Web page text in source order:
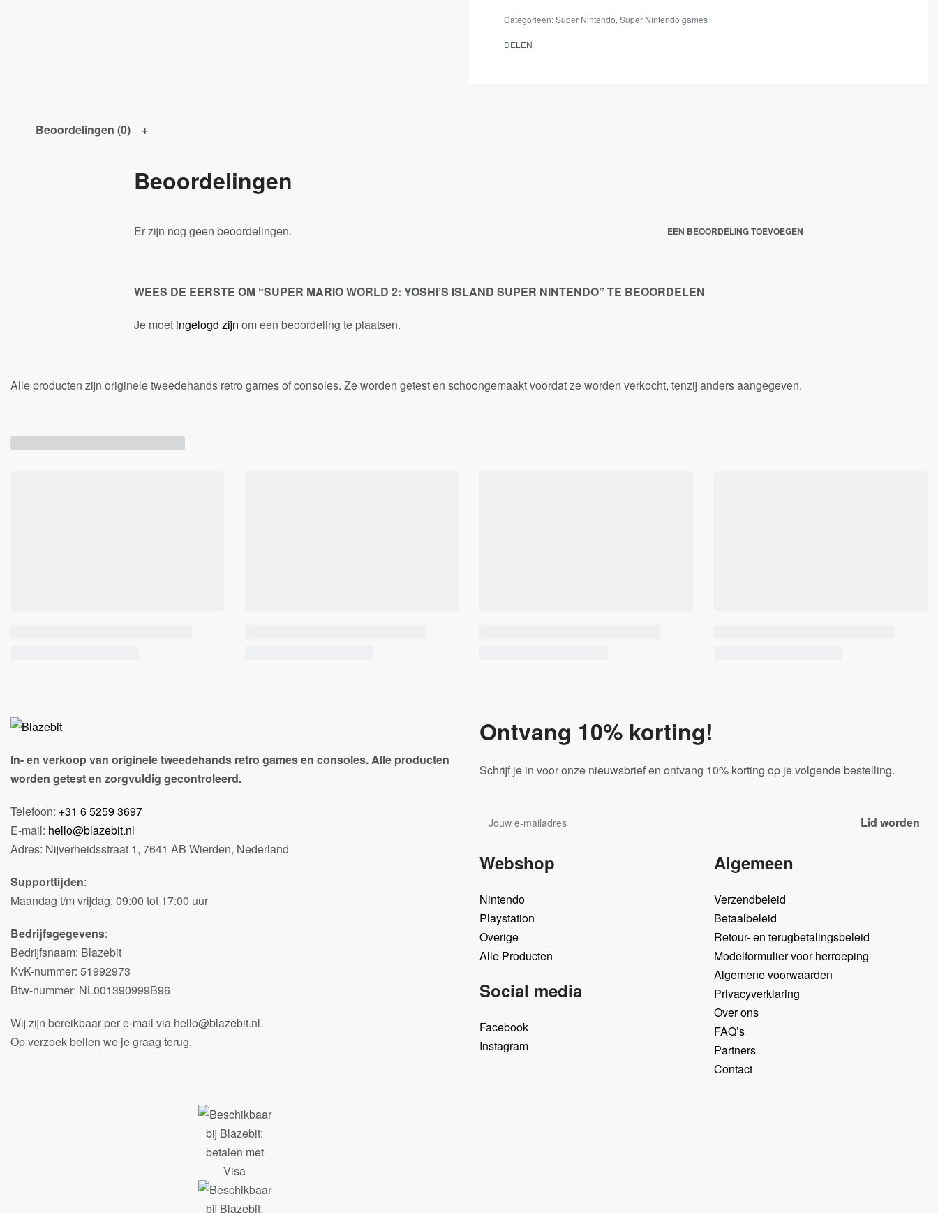
Categorieën:Super Nintendo, Super Nintendo games
DELEN
Beoordelingen (0)
Beoordelingen
Er zijn nog geen beoordelingen. EEN BEOORDELING TOEVOEGEN
WEES DE EERSTE OM “SUPER MARIO WORLD 2: YOSHI’S ISLAND SUPER NINTENDO” TE BEOORDELEN
Je moet ingelogd zijn om een beoordeling te plaatsen.
Alle producten zijn originele tweedehands retro games of consoles. Ze worden getest en schoongemaakt voordat ze worden verkocht, tenzij anders aangegeven.
In- en verkoop van originele tweedehands retro games en consoles. Alle producten
worden getest en zorgvuldig gecontroleerd.
Telefoon: +31 6 5259 3697
E-mail: hello@blazebit.nl
Adres: Nijverheidsstraat 1, 7641 AB Wierden, Nederland
Supporttijden:
Maandag t/m vrijdag: 09:00 tot 17:00 uur
Bedrijfsgegevens:
Bedrijfsnaam: Blazebit
KvK-nummer: 51992973
Btw-nummer: NL001390999B96
Wij zijn bereikbaar per e-mail via hello@blazebit.nl.
Op verzoek bellen we je graag terug.
Ontvang 10% korting!
Schrijf je in voor onze nieuwsbrief en ontvang 10% korting op je volgende bestelling.
Webshop
Nintendo
Playstation
Overige
Alle Producten
Social media
Facebook
Instagram
Algemeen
Verzendbeleid
Betaalbeleid
Retour- en terugbetalingsbeleid
Modelformulier voor herroeping
Algemene voorwaarden
Privacyverklaring
Over ons
FAQ’s
Partners
Contact